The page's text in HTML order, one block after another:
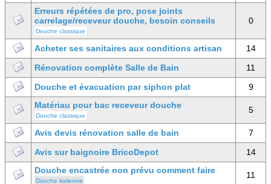
Erreurs répétées de pro, pose joints
carrelage/receveur douche, besoin conseils
Douche classique
0
Acheter ses sanitaires aux conditions artisan
14
Rénovation complète Salle de Bain
11
Douche et évacuation par siphon plat
9
Matériau pour bac receveur douche
Douche classique
5
Avis devis rénovation salle de bain
7
Avis sur baignoire BricoDepot
14
Douche encastrée non prévu comment faire
Douche italienne
11